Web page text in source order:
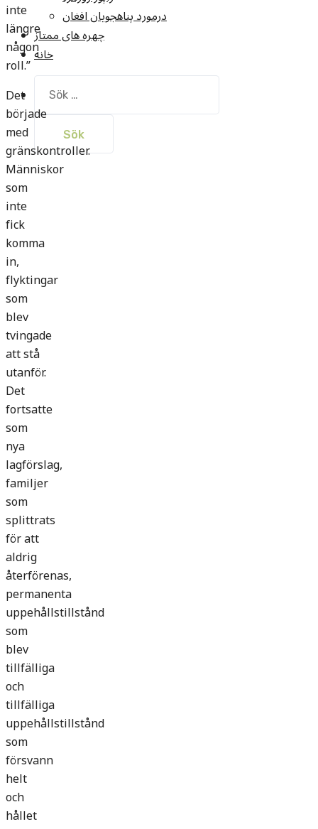
درمورد پناهجويان افغان
چهره های ممتاز
خانه
efter:
inte
längre
någon
roll.”
Det
började
med
gränskontroller.
Människor
som
inte
fick
komma
in,
flyktingar
som
blev
tvingade
att stå
utanför.
Det
fortsatte
som
nya
lagförslag,
familjer
som
splittrats
för att
aldrig
återförenas,
permanenta
uppehållstillstånd
som
blev
tillfälliga
och
tillfälliga
uppehållstillstånd
som
försvann
helt
och
hållet